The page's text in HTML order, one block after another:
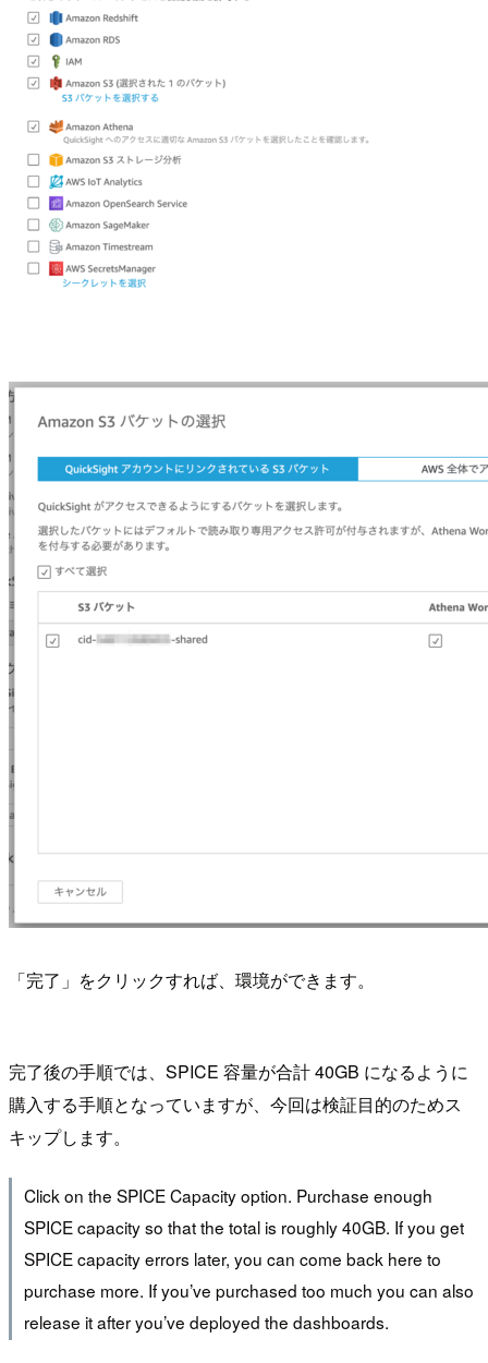
「完了」をクリックすれば、環境ができます。
完了後の手順では、SPICE 容量が合計 40GB になるように
購入する手順となっていますが、今回は検証目的のためス
キップします。
Click on the SPICE Capacity option. Purchase enough
SPICE capacity so that the total is roughly 40GB. If you get
SPICE capacity errors later, you can come back here to
purchase more. If you’ve purchased too much you can also
release it after you’ve deployed the dashboards.